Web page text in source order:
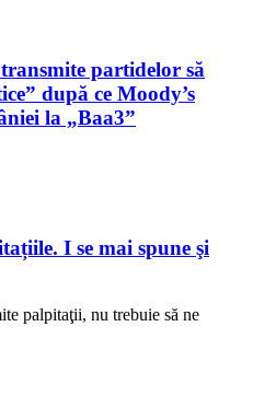
partidelor să
după ce Moody’s
la „Baa3”
I se mai spune şi
palpitaţii, nu trebuie să ne